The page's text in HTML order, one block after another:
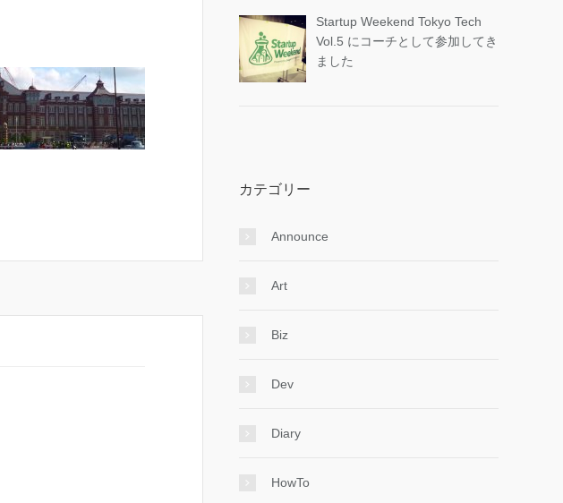
Startup Weekend Tokyo Tech
Vol.5 にコーチとして参加してき
ました
カテゴリー
Announce
Art
Biz
Dev
Diary
HowTo